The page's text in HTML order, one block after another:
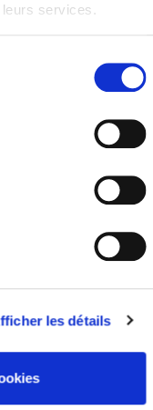
services.
les détails
kingdom
States